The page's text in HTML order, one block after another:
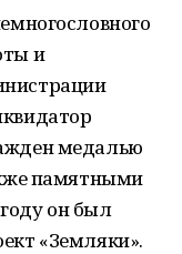
и
медалью
памятными
он был
«Земляки».